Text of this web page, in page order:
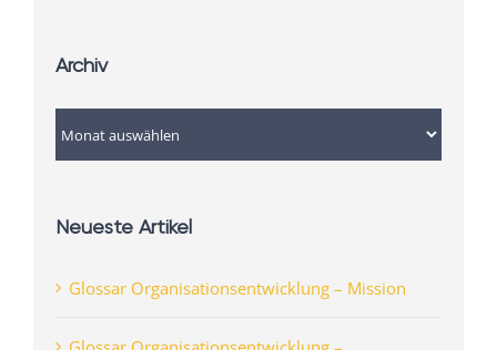
Archiv
Archiv
Neueste Artikel
Glossar Organisationsentwicklung – Mission